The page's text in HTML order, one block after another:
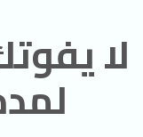
لا